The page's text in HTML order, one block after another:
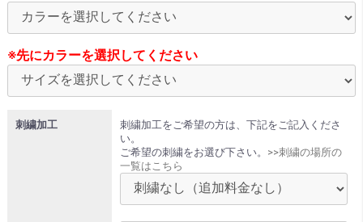
※先にカラーを選択してください
刺繍加工
刺繍加工をご希望の方は、下記をご記入くださ
い。
ご希望の刺繍をお選び下さい。 >>刺繍の場所の
一覧はこちら